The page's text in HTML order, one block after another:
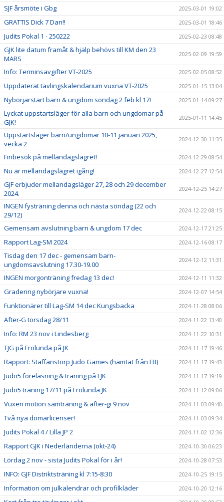
SJF årsmöte i Gbg 2025-03-01 19:02
GRATTIS Dick 7 Dan!! 2025-03-01 18:46
Judits Pokal 1 - 250222 2025-02-23 08:48
GJK lite datum framåt & hjälp behövs till KM den 23
MARS
2025-02-09 19:59
Info: Terminsavgifter VT-2025 2025-02-05 08:52
Uppdaterat tävlingskalendarium vuxna VT-2025 2025-01-15 13:04
Nybörjarstart barn & ungdom söndag 2 feb kl 17! 2025-01-14 09:27
Lyckat uppstartsläger för alla barn och ungdomar på
GJK!
2025-01-11 14:45
Uppstartsläger barn/ungdomar 10-11 januari 2025,
vecka 2
2024-12-30 11:35
Finbesök på mellandagslägret! 2024-12-29 08:54
Nu är mellandagslägret igång! 2024-12-27 12:54
GJF erbjuder mellandagsläger 27, 28 och 29 december
2024.
2024-12-25 14:27
INGEN fysträning denna och nästa söndag (22 och
29/12)
2024-12-22 08:15
Gemensam avslutning barn & ungdom 17 dec 2024-12-17 21:25
Rapport Lag-SM 2024 2024-12-16 08:17
Tisdag den 17 dec - gemensam barn-
ungdomsavslutning 17.30-19.00
2024-12-12 11:31
INGEN morgonträning fredag 13 dec! 2024-12-11 11:32
Gradering nybörjare vuxna! 2024-12-07 14:54
Funktionärer till Lag-SM 14 dec Kungsbacka 2024-11-28 08:06
After-G torsdag 28/11 2024-11-22 13:40
Info: RM 23 nov i Lindesberg 2024-11-22 10:31
TJG på Frölunda på JK 2024-11-17 19:46
Rapport: Staffanstorp Judo Games (hämtat från FB) 2024-11-17 19:43
Judo5 föreläsning & träning på FJK 2024-11-17 19:19
Judo5 träning 17/11 på Frölunda JK 2024-11-12 09:06
Vuxen motion samträning & after-gi 9 nov 2024-11-03 09:40
Två nya domarlicenser! 2024-11-03 09:34
Judits Pokal 4 / Lilla JP 2 2024-11-02 12:36
Rapport GJK i Nederländerna (okt-24) 2024-10-30 06:23
Lördag 2 nov - sista Judits Pokal för i år! 2024-10-28 07:53
INFO: GJF Distriktsträning kl 7:15-8:30 2024-10-25 19:15
Information om julkalendrar och profilkläder 2024-10-20 12:16